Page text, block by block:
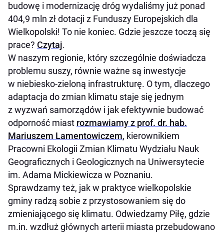
budowę i modernizację dróg wydaliśmy już ponad
404,9 mln zł dotacji z Funduszy Europejskich dla
Wielkopolski! To nie koniec. Gdzie jeszcze toczą się
prace? Czytaj.
W naszym regionie, który szczególnie doświadcza
problemu suszy, równie ważne są inwestycje
w niebiesko-zieloną infrastrukturę. O tym, dlaczego
adaptacja do zmian klimatu staje się jednym
z wyzwań samorządów i jak efektywnie budować
odporność miast rozmawiamy z prof. dr. hab.
Mariuszem Lamentowiczem, kierownikiem
Pracowni Ekologii Zmian Klimatu Wydziału Nauk
Geograficznych i Geologicznych na Uniwersytecie
im. Adama Mickiewicza w Poznaniu.
Sprawdzamy też, jak w praktyce wielkopolskie
gminy radzą sobie z przystosowaniem się do
zmieniającego się klimatu. Odwiedzamy Piłę, gdzie
m.in. wzdłuż głównych arterii miasta przebudowano